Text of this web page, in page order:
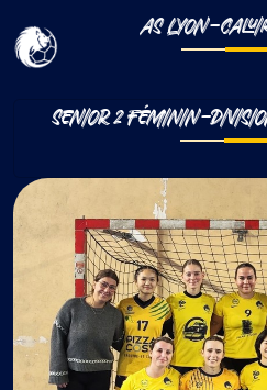
AS LYON-
SENIOR 2 FÉMININ-